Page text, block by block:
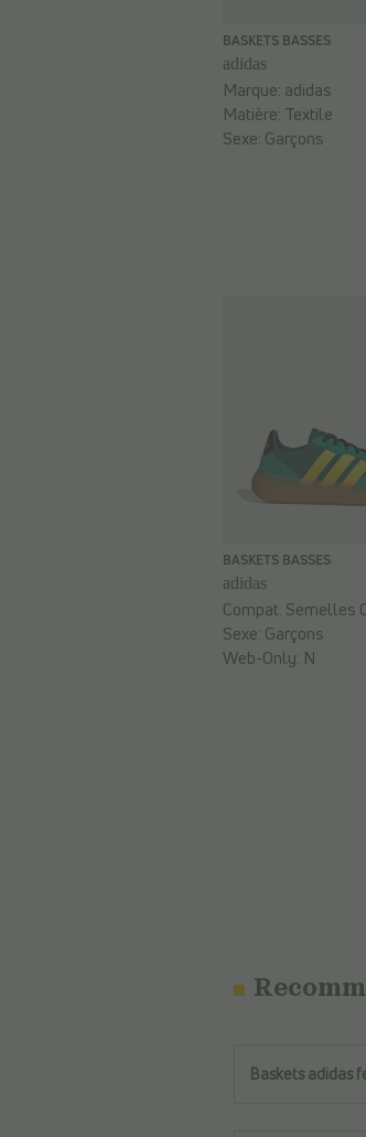
BASKETS BASSES
adidas
Marque: adidas
Matière: Textile
Sexe: Garçons
BASKETS BASSES
adidas
Compat. Semelles
Sexe: Garçons
Web-Only: N
Baskets adidas